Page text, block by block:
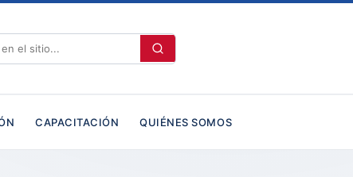
CAPACITACIÓN QUIÉNES SOMOS